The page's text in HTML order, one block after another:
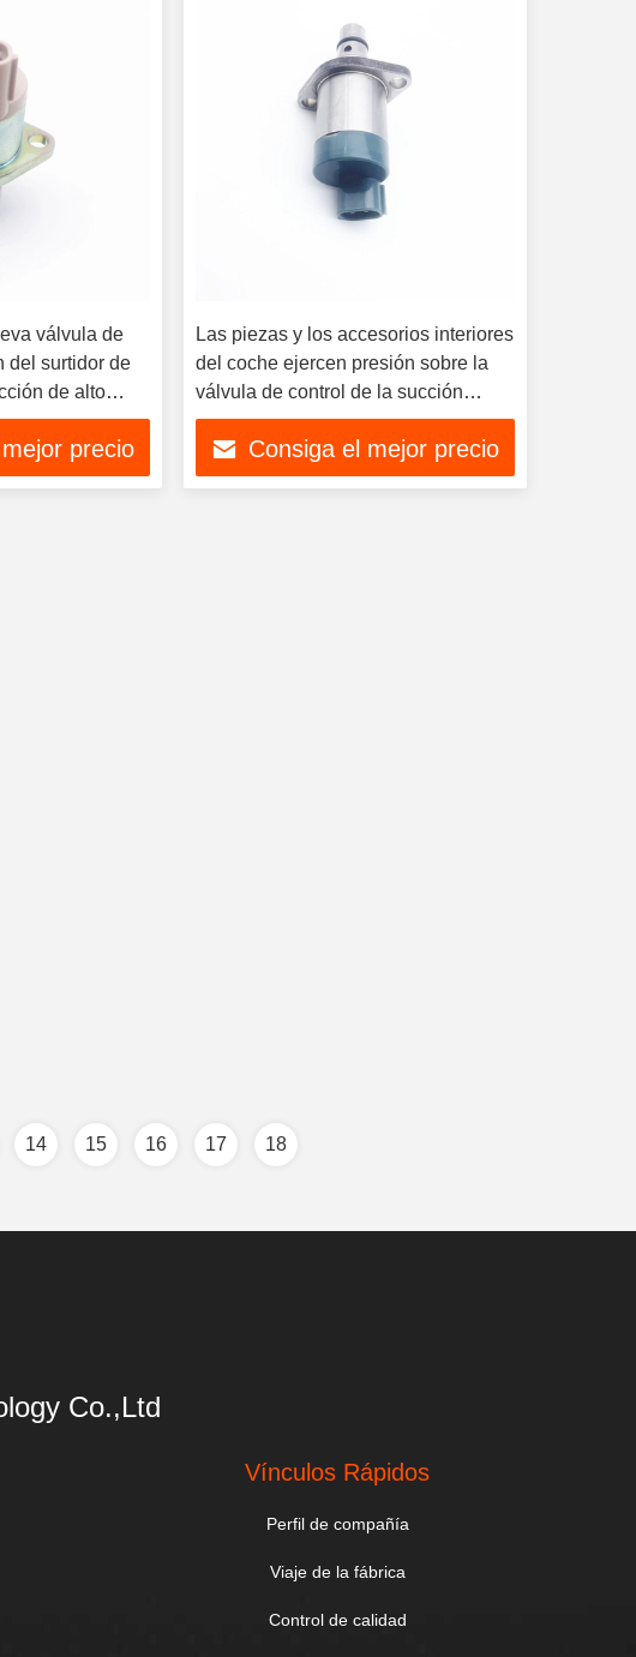
válvula de
del surtidor de
de alto
0360
precio
Las piezas y los accesorios interiores
del coche ejercen presión sobre la
válvula de control de la succión
294200-2760 294000-1371 294000-
1372
Consiga el mejor precio
14 15 16 17 18
Co.,Ltd
Vínculos Rápidos
Perfil de compañía
Viaje de la fábrica
Control de calidad